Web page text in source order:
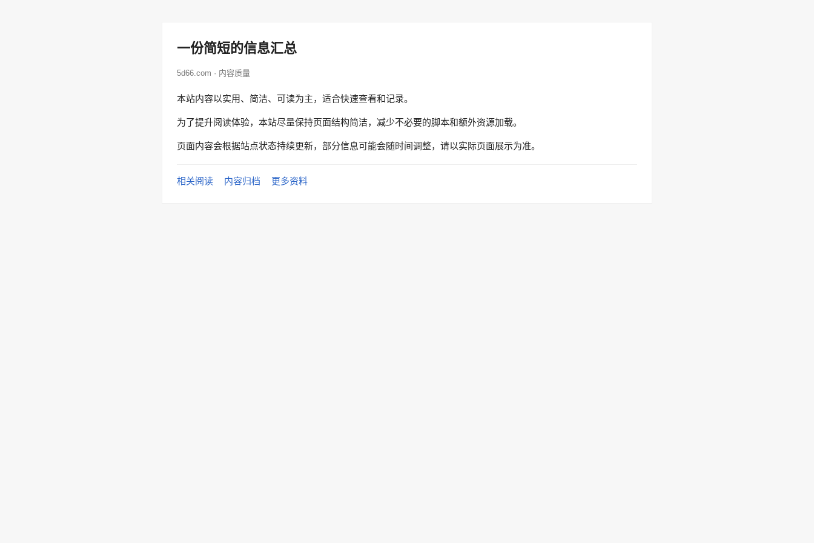
一份简短的信息汇总
5d66.com · 内容质量
本站内容以实用、简洁、可读为主，适合快速查看和记录。
为了提升阅读体验，本站尽量保持页面结构简洁，减少不必要的脚本和额外资源加载。
页面内容会根据站点状态持续更新，部分信息可能会随时间调整，请以实际页面展示为准。
相关阅读 内容归档 更多资料